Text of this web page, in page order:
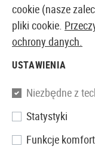
Strona główna
Mount
cookie (nasze
pliki cookie.
ochrony danych.
USTAWIENIA
Niezbędne z
Statystyki
Funkcje